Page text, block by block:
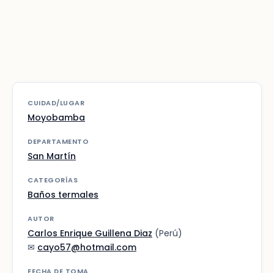
CUIDAD/LUGAR
Moyobamba
DEPARTAMENTO
San Martín
CATEGORÍAS
Baños termales
AUTOR
Carlos Enrique Guillena Diaz (Perú)
✉ cayo57@hotmail.com
FECHA DE TOMA